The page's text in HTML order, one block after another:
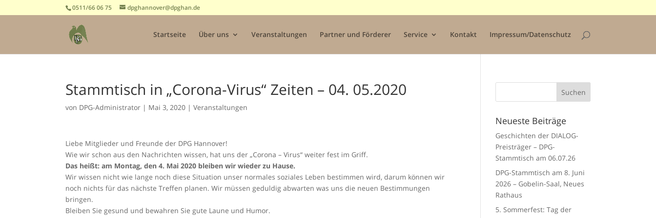
0511/66 06 75 dpghannover@dpghan.de
Startseite Über uns Veranstaltungen Partner und Förderer Service Kontakt Impressum/Datenschutz
Stammtisch in „Corona-Virus“ Zeiten – 04. 05.2020
von DPG-Administrator | Mai 3, 2020 |Veranstaltungen
Liebe Mitglieder und Freunde der DPG Hannover!
Wie wir schon aus den Nachrichten wissen, hat uns der „Corona – Virus“ weiter fest im Griff.
Das heißt: am Montag, den 4. Mai 2020 bleiben wir wieder zu Hause.
Wir wissen nicht wie lange noch diese Situation unser normales soziales Leben bestimmen wird, darum können wir
noch nichts für das nächste Treffen planen. Wir müssen geduldig abwarten was uns die neuen Bestimmungen
bringen.
Bleiben Sie gesund und bewahren Sie gute Laune und Humor.
Neueste Beiträge
Geschichten der DIALOG-
Preisträger – DPG-
Stammtisch am 06.07.26
DPG-Stammtisch am 8. Juni
2026 – Gobelin-Saal, Neues
Rathaus
5. Sommerfest: Tag der